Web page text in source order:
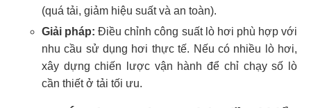
(quá tải, giảm hiệu suất và an toàn).
Giải pháp: Điều chỉnh công suất lò hơi phù hợp với
nhu cầu sử dụng hơi thực tế. Nếu có nhiều lò hơi,
xây dựng chiến lược vận hành để chỉ chạy số lò
cần thiết ở tải tối ưu.